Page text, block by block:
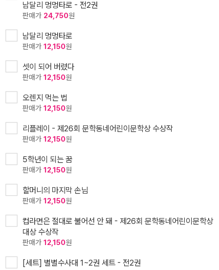
남달리 멍멍타로 - 전2권
판매가 24,750원
남달리 멍멍타로
판매가 12,150원
셋이 되어 버렸다
판매가 12,150원
오렌지 먹는 법
판매가 12,150원
리플레이 - 제26회 문학동네어린이문학상 수상작
판매가 12,150원
5학년이 되는 꿈
판매가 12,150원
할머니의 마지막 손님
판매가 12,150원
컵라면은 절대로 불어선 안 돼 - 제26회 문학동네어린이문학상
대상 수상작
판매가 12,150원
[세트] 별별수사대 1~2권 세트 - 전2권